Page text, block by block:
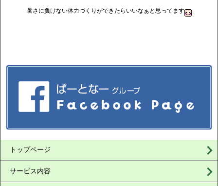
暑さに負けない体力づくりができたらいいなぁと思ってます
トップページ
サービス内容